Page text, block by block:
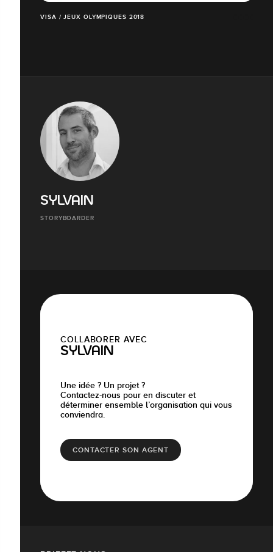
VISA / JEUX OLYMPIQUES 2018
SYLVAIN
STORYBOARDER
COLLABORER AVEC
SYLVAIN
Une idée ? Un projet ?
Contactez-nous pour en discuter et
déterminer ensemble l’organisation qui vous
conviendra.
CONTACTER SON AGENT